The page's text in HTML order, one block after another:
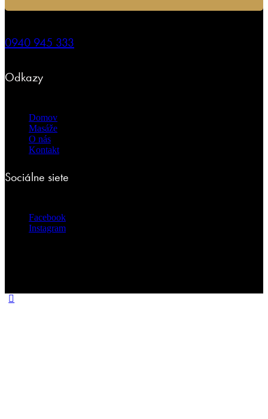
0940 945 333
Odkazy
Domov
Masáže
O nás
Kontakt
Sociálne siete
Facebook
Instagram